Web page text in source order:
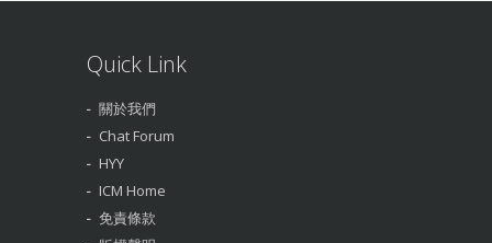
Quick Link
關於我們
Chat Forum
HYY
ICM Home
免責條款